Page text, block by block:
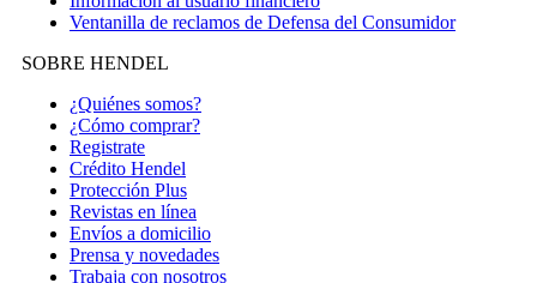
Ventanilla de reclamos de Defensa del Consumidor
SOBRE HENDEL
¿Quiénes somos?
¿Cómo comprar?
Registrate
Crédito Hendel
Protección Plus
Revistas en línea
Envíos a domicilio
Prensa y novedades
Trabaja con nosotros